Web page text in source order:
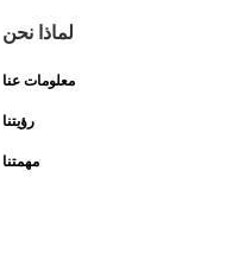
لماذا نحن
معلومات عنا
رؤيتنا
مهمتنا